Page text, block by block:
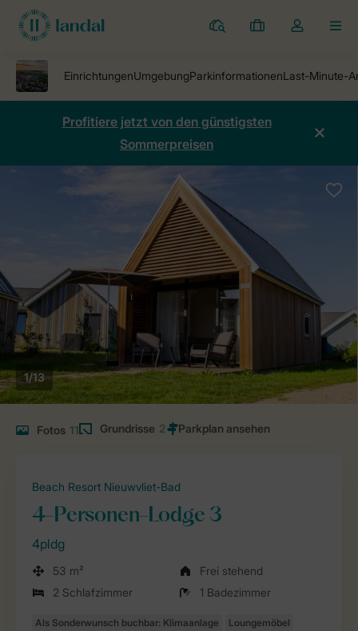
Ferienparks
Meine
Dropdown-
öffnen
Profitiere jetzt von den günstigsten
Sommerpreisen
1/13
Fotos 11 Grundrisse 2
Beach Resort Nieuwvliet-Bad
4-Personen-Lodge 3
4pldg
53 m²
Frei stehend
2 Schlafzimmer
1 Badezimmer